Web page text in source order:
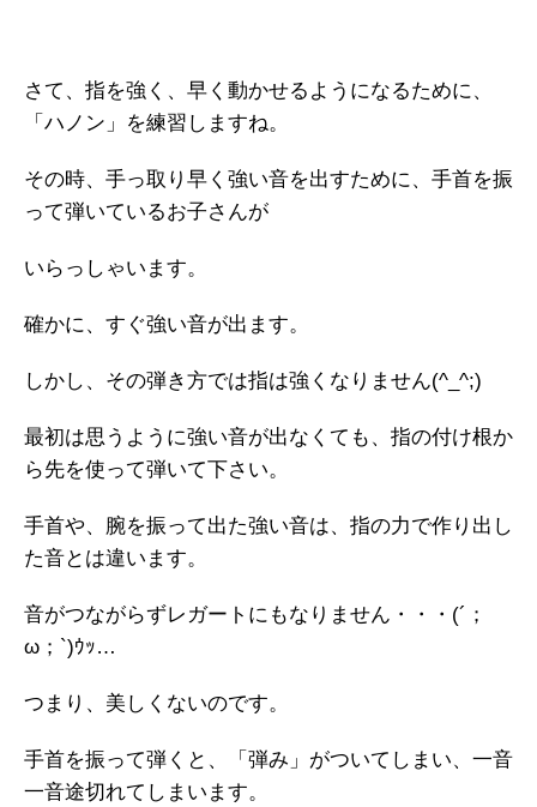
さて、指を強く、早く動かせるようになるために、
「ハノン」を練習しますね。
その時、手っ取り早く強い音を出すために、手首を振
って弾いているお子さんが
いらっしゃいます。
確かに、すぐ強い音が出ます。
しかし、その弾き方では指は強くなりません(^_^;)
最初は思うように強い音が出なくても、指の付け根か
ら先を使って弾いて下さい。
手首や、腕を振って出た強い音は、指の力で作り出し
た音とは違います。
音がつながらずレガートにもなりません・・・(´；
ω；`)ｳｯ…
つまり、美しくないのです。
手首を振って弾くと、「弾み」がついてしまい、一音
一音途切れてしまいます。